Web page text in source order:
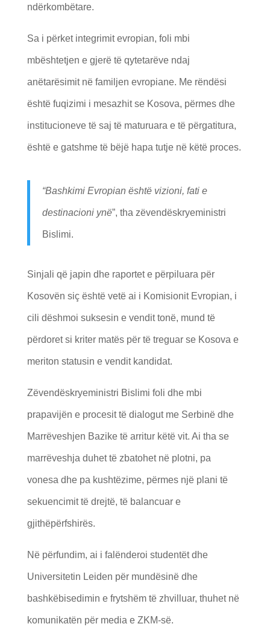
ndërkombëtare.
Sa i përket integrimit evropian, foli mbi
mbështetjen e gjerë të qytetarëve ndaj
anëtarësimit në familjen evropiane. Me rëndësi
është fuqizimi i mesazhit se Kosova, përmes dhe
institucioneve të saj të maturuara e të përgatitura,
është e gatshme të bëjë hapa tutje në këtë proces.
“Bashkimi Evropian është vizioni, fati e
destinacioni ynë”, tha zëvendëskryeministri
Bislimi.
Sinjali që japin dhe raportet e përpiluara për
Kosovën siç është vetë ai i Komisionit Evropian, i
cili dëshmoi suksesin e vendit tonë, mund të
përdoret si kriter matës për të treguar se Kosova e
meriton statusin e vendit kandidat.
Zëvendëskryeministri Bislimi foli dhe mbi
prapavijën e procesit të dialogut me Serbinë dhe
Marrëveshjen Bazike të arritur këtë vit. Ai tha se
marrëveshja duhet të zbatohet në plotni, pa
vonesa dhe pa kushtëzime, përmes një plani të
sekuencimit të drejtë, të balancuar e
gjithëpërfshirës.
Në përfundim, ai i falënderoi studentët dhe
Universitetin Leiden për mundësinë dhe
bashkëbisedimin e frytshëm të zhvilluar, thuhet në
komunikatën për media e ZKM-së.